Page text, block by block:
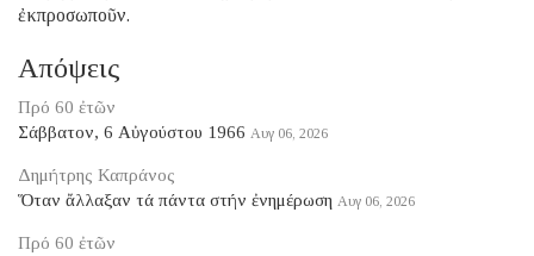
ἐκπροσωποῦν.
Απόψεις
Πρό 60 ἐτῶν
Σάββατον, 6 Αὐγούστου 1966 Αυγ 06, 2026
Δημήτρης Καπράνος
Ὅταν ἄλλαξαν τά πάντα στήν ἐνημέρωση Αυγ 06, 2026
Πρό 60 ἐτῶν